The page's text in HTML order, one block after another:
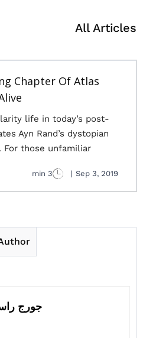
All Articles
Chapter Of Atlas
life in today’s post-
Ayn Rand’s dystopian
For those unfamiliar
Sep 3, 2019
|
3 min
جورج